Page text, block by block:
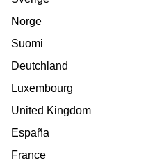
Norge
Suomi
Deutchland
Luxembourg
United Kingdom
España
France